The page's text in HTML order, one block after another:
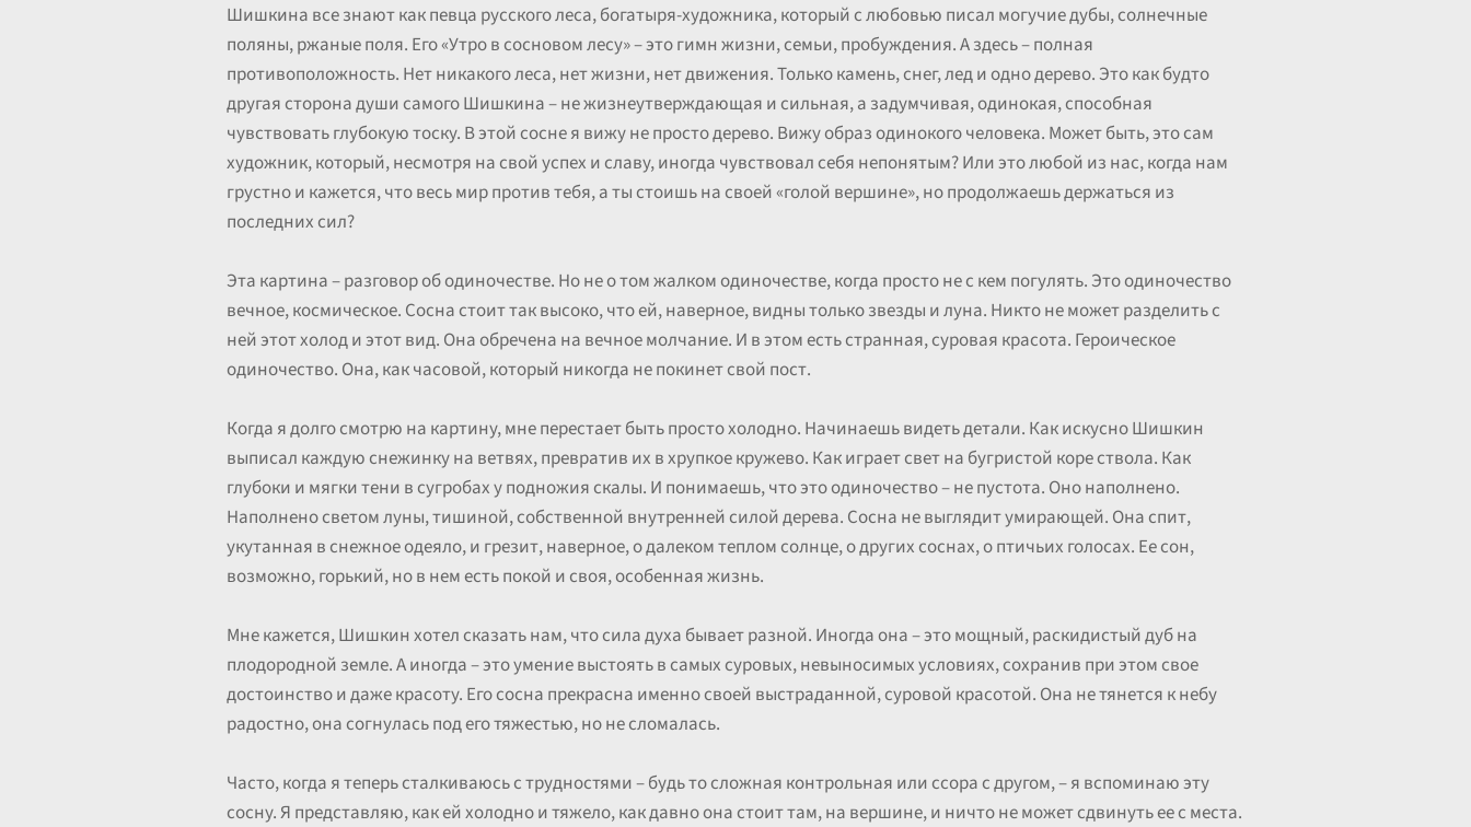
Шишкина все знают как певца русского леса, богатыря-художника, который с любовью писал могучие дубы, солнечные
поляны, ржаные поля. Его «Утро в сосновом лесу» – это гимн жизни, семьи, пробуждения. А здесь – полная
противоположность. Нет никакого леса, нет жизни, нет движения. Только камень, снег, лед и одно дерево. Это как будто
другая сторона души самого Шишкина – не жизнеутверждающая и сильная, а задумчивая, одинокая, способная
чувствовать глубокую тоску. В этой сосне я вижу не просто дерево. Вижу образ одинокого человека. Может быть, это сам
художник, который, несмотря на свой успех и славу, иногда чувствовал себя непонятым? Или это любой из нас, когда нам
грустно и кажется, что весь мир против тебя, а ты стоишь на своей «голой вершине», но продолжаешь держаться из
последних сил?
Эта картина – разговор об одиночестве. Но не о том жалком одиночестве, когда просто не с кем погулять. Это одиночество
вечное, космическое. Сосна стоит так высоко, что ей, наверное, видны только звезды и луна. Никто не может разделить с
ней этот холод и этот вид. Она обречена на вечное молчание. И в этом есть странная, суровая красота. Героическое
одиночество. Она, как часовой, который никогда не покинет свой пост.
Когда я долго смотрю на картину, мне перестает быть просто холодно. Начинаешь видеть детали. Как искусно Шишкин
выписал каждую снежинку на ветвях, превратив их в хрупкое кружево. Как играет свет на бугристой коре ствола. Как
глубоки и мягки тени в сугробах у подножия скалы. И понимаешь, что это одиночество – не пустота. Оно наполнено.
Наполнено светом луны, тишиной, собственной внутренней силой дерева. Сосна не выглядит умирающей. Она спит,
укутанная в снежное одеяло, и грезит, наверное, о далеком теплом солнце, о других соснах, о птичьих голосах. Ее сон,
возможно, горький, но в нем есть покой и своя, особенная жизнь.
Мне кажется, Шишкин хотел сказать нам, что сила духа бывает разной. Иногда она – это мощный, раскидистый дуб на
плодородной земле. А иногда – это умение выстоять в самых суровых, невыносимых условиях, сохранив при этом свое
достоинство и даже красоту. Его сосна прекрасна именно своей выстраданной, суровой красотой. Она не тянется к небу
радостно, она согнулась под его тяжестью, но не сломалась.
Часто, когда я теперь сталкиваюсь с трудностями – будь то сложная контрольная или ссора с другом, – я вспоминаю эту
сосну. Я представляю, как ей холодно и тяжело, как давно она стоит там, на вершине, и ничто не может сдвинуть ее с места.